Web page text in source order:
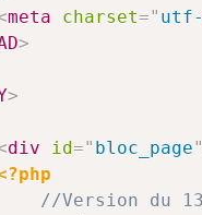
meta charset="
>
>
div id=" bloc_page"
//Version du